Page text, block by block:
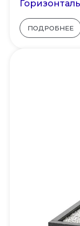
ПОДРОБНЕЕ